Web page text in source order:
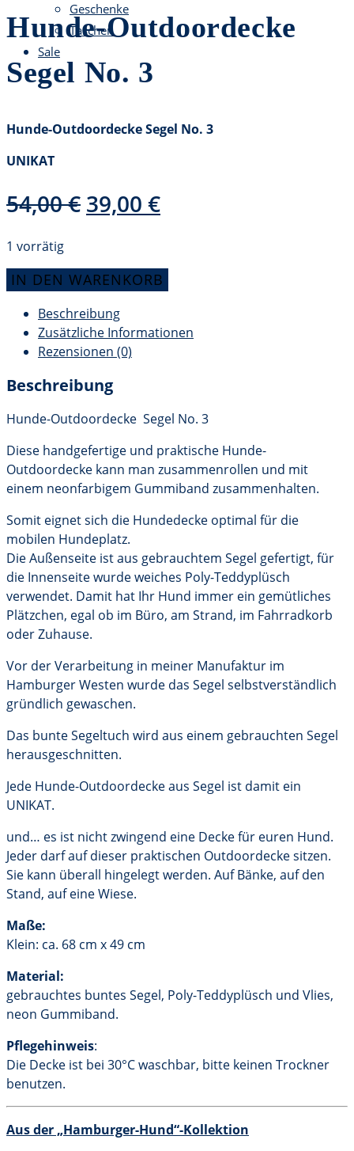
Geschenke
Taschen
Sale
Hunde-Outdoordecke
Segel No. 3
Hunde-Outdoordecke Segel No. 3
UNIKAT
54,00€ Ursprünglicher
Preis
54,00 €
39,00 €Aktueller
Preis
39,00 €.
1 vorrätig
Hunde-
Outdoordecke
Segel
No.
IN DEN WARENKORB
Beschreibung
Zusätzliche Informationen
Rezensionen (0)
Beschreibung
Hunde-Outdoordecke Segel No. 3
Diese handgefertige und praktische Hunde-
Outdoordecke kann man zusammenrollen und mit
einem neonfarbigem Gummiband zusammenhalten.
Somit eignet sich die Hundedecke optimal für die
mobilen Hundeplatz.
Die Außenseite ist aus gebrauchtem Segel gefertigt, für
die Innenseite wurde weiches Poly-Teddyplüsch
verwendet. Damit hat Ihr Hund immer ein gemütliches
Plätzchen, egal ob im Büro, am Strand, im Fahrradkorb
oder Zuhause.
Vor der Verarbeitung in meiner Manufaktur im
Hamburger Westen wurde das Segel selbstverständlich
gründlich gewaschen.
Das bunte Segeltuch wird aus einem gebrauchten Segel
herausgeschnitten.
Jede Hunde-Outdoordecke aus Segel ist damit ein
UNIKAT.
und… es ist nicht zwingend eine Decke für euren Hund.
Jeder darf auf dieser praktischen Outdoordecke sitzen.
Sie kann überall hingelegt werden. Auf Bänke, auf den
Stand, auf eine Wiese.
Maße:
Klein: ca. 68 cm x 49 cm
Material:
gebrauchtes buntes Segel, Poly-Teddyplüsch und Vlies,
neon Gummiband.
Pflegehinweis:
Die Decke ist bei 30°C waschbar, bitte keinen Trockner
benutzen.
Aus der „Hamburger-Hund“-Kollektion